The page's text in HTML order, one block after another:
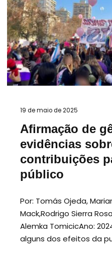
19 de maio de 2025
Afirmação de
evidências
contribuições
público
Por: Tomás Ojeda,
Mack,Rodrigo Sierra
Alemka TomicicAno:
alguns dos efeitos da